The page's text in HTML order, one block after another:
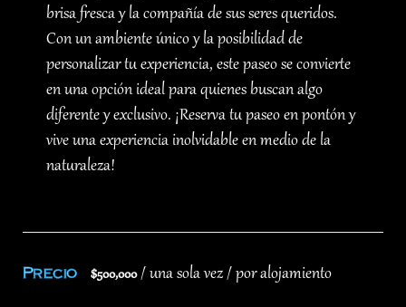
brisa fresca y la compañía de sus seres queridos.
Con un ambiente único y la posibilidad de
personalizar tu experiencia, este paseo se convierte
en una opción ideal para quienes buscan algo
diferente y exclusivo. ¡Reserva tu paseo en pontón y
vive una experiencia inolvidable en medio de la
naturaleza!
Precio $500,000/ una sola vez / por alojamiento